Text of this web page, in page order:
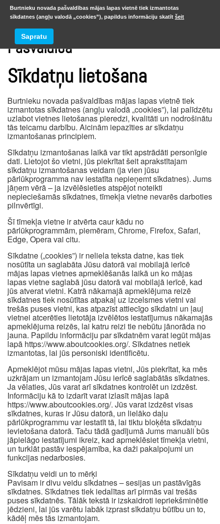
Pašvaldība
Sīkdatņu lietošana
Burtnieku novada pašvaldības mājas lapas vietnē tiek
izmantotas sīkdatnes (angļu valodā „cookies”), lai palīdzētu
uzlabot vietnes lietošanas pieredzi, kvalitāti un nodrošinātu
tās teicamu darbību. Aicinām iepazīties ar sīkdatņu
izmantošanas principiem.
Sīkdatņu izmantošanas laikā var tikt apstrādāti personīgie
dati. Lietojot šo vietni, jūs piekrītat šeit aprakstītajam
sīkdatņu izmantošanas veidam (ja vien jūsu
pārlūkprogramma nav iestatīta nepieņemt sīkdatnes). Jums
jāņem vērā – ja izvēlēsieties atspējot noteikti
nepieciešamās sīkdatnes, tīmekļa vietne nevarēs darboties
pilnvērtīgi.
Šī tīmekļa vietne ir atvērta caur kādu no
pārlūkprogrammām, piemēram, Chrome, Firefox, Safari,
Edge, Opera vai citu.
Sīkdatne („cookies”) ir neliela teksta datne, kas tiek
nosūtīta un saglabāta Jūsu datorā vai mobilajā ierīcē
mājas lapas vietnes apmeklēšanās laikā un ko mājas
lapas vietne saglabā jūsu datorā vai mobilajā ierīcē, kad
jūs atverat vietni. Katrā nākamajā apmeklējuma reizē
sīkdatnes tiek nosūtītas atpakaļ uz izcelsmes vietni vai
trešās puses vietni, kas atpazīst attiecīgo sīkdatni un ļauj
vietnei atcerēties lietotāja izvēlētos iestatījumus nākamajās
apmeklējuma reizēs, lai katru reizi tie nebūtu jānorāda no
jauna. Papildu informāciju par sīkdatnēm varat iegūt mājas
lapā https://www.aboutcookies.org/. Sīkdatnes netiek
izmantotas, lai jūs personiski identificētu.
Apmeklējot mūsu mājas lapas vietni, Jūs piekrītat, ka mēs
uzkrājam un izmantojam Jūsu ierīcē saglabātās sīkdatnes.
Ja vēlaties, Jūs varat arī sīkdatnes kontrolēt un izdzēst.
Informāciju kā to izdarīt varat izlasīt mājas lapā
https://www.aboutcookies.org/. Jūs varat izdzēst visas
sīkdatnes, kuras ir Jūsu datorā, un lielāko daļu
pārlūkprogrammu var iestatīt tā, lai tiktu bloķēta sīkdatņu
ievietošana datorā. Taču tādā gadījumā Jums manuāli būs
jāpielāgo iestatījumi ikreiz, kad apmeklēsiet tīmekļa vietni,
un turklāt pastāv iespējamība, ka daži pakalpojumi un
funkcijas nedarbosies.
Sīkdatņu veidi un to mērķi
Pavisam ir divu veidu sīkdatnes – sesijas un pastāvīgās
sīkdatnes. Sīkdatnes tiek iedalītas arī pirmās vai trešās
puses sīkdatnēs. Tālāk tekstā ir izskaidroti iepriekšminētie
jēdzieni, lai jūs varētu labāk izprast sīkdatņu būtību un to,
kādēļ mēs tās izmantojam.
Burtnieku novada pašvaldības mājas lapas vietnē tiek izmantotas
sīkdatnes (angļu valodā „cookies”), papildus informāciju skatīt šeit
Sapratu